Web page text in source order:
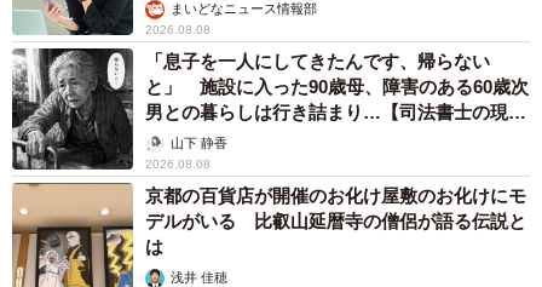
たのは“みんな平等にやりやすく”。現場の雰囲気を左右する
のは主演次第です。僕自身、主演以外の経験も沢山ありま
すから、その時に感じた“この現場に早く行きたい！”という
気持ちを共演者の皆さんにも感じてほしかった」と主演と
しての責任を口にする。
まいどなニュース情報部
2026.08.08
「息子を一人にしてきたんです、帰らない
と」 施設に入った90歳母、障害のある60歳次
男との暮らしは行き詰まり…【司法書士の現場
から】山下 静香
2026.08.08
京都の百貨店が開催のお化け屋敷のお化けにモ
デルがいる 比叡山延暦寺の僧侶が語る伝説と
は
浅井 佳穂